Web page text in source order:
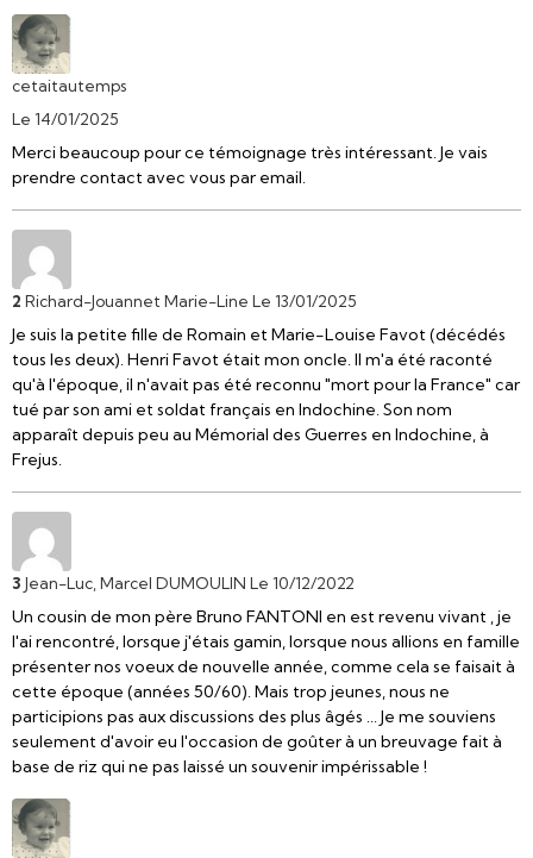
cetaitautemps
Le 14/01/2025
Merci beaucoup pour ce témoignage très intéressant. Je vais
prendre contact avec vous par email.
2 Richard-Jouannet Marie-Line Le 13/01/2025
Je suis la petite fille de Romain et Marie-Louise Favot (décédés
tous les deux). Henri Favot était mon oncle. Il m'a été raconté
qu'à l'époque, il n'avait pas été reconnu "mort pour la France" car
tué par son ami et soldat français en Indochine. Son nom
apparaît depuis peu au Mémorial des Guerres en Indochine, à
Frejus.
3 Jean-Luc, Marcel DUMOULIN Le 10/12/2022
Un cousin de mon père Bruno FANTONI en est revenu vivant , je
l'ai rencontré, lorsque j'étais gamin, lorsque nous allions en famille
présenter nos voeux de nouvelle année, comme cela se faisait à
cette époque (années 50/60). Mais trop jeunes, nous ne
participions pas aux discussions des plus âgés ... Je me souviens
seulement d'avoir eu l'occasion de goûter à un breuvage fait à
base de riz qui ne pas laissé un souvenir impérissable !